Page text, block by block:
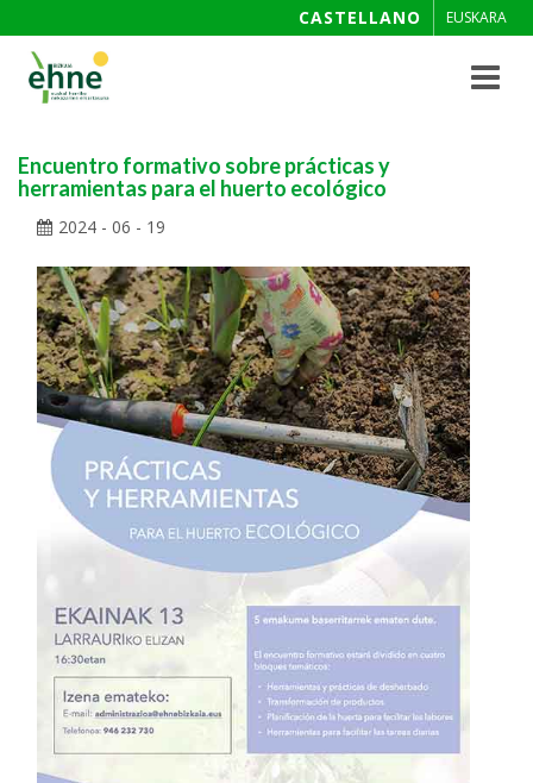
CASTELLANO EUSKARA
Toggle
Encuentro formativo sobre prácticas y
herramientas para el huerto ecológico
2024 - 06 - 19